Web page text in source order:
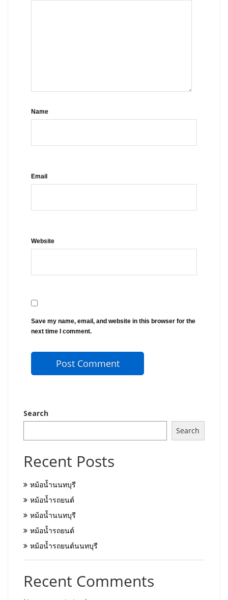
Name
Email
Website
Save my name, email, and website in this browser for the
next time I comment.
Search
Search
Recent Posts
หม้อน้ำนนทบุรี
หม้อน้ำรถยนต์
หม้อน้ำนนทบุรี
หม้อน้ำรถยนต์
หม้อน้ำรถยนต์นนทบุรี
Recent Comments